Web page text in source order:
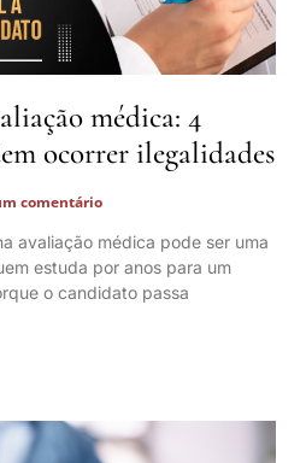
médica: 4
ocorrer ilegalidades
comentário
avaliação médica pode ser uma
estuda por anos para um
o candidato passa